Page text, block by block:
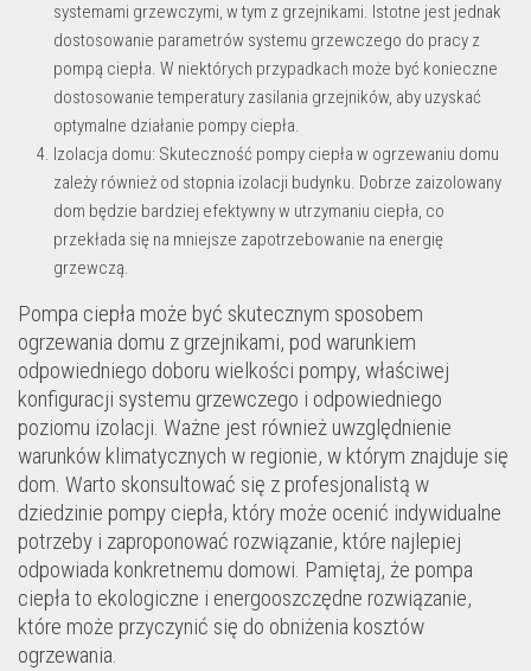
systemami grzewczymi, w tym z grzejnikami. Istotne jest jednak
dostosowanie parametrów systemu grzewczego do pracy z
pompą ciepła. W niektórych przypadkach może być konieczne
dostosowanie temperatury zasilania grzejników, aby uzyskać
optymalne działanie pompy ciepła.
Izolacja domu: Skuteczność pompy ciepła w ogrzewaniu domu
zależy również od stopnia izolacji budynku. Dobrze zaizolowany
dom będzie bardziej efektywny w utrzymaniu ciepła, co
przekłada się na mniejsze zapotrzebowanie na energię
grzewczą.
Pompa ciepła może być skutecznym sposobem
ogrzewania domu z grzejnikami, pod warunkiem
odpowiedniego doboru wielkości pompy, właściwej
konfiguracji systemu grzewczego i odpowiedniego
poziomu izolacji. Ważne jest również uwzględnienie
warunków klimatycznych w regionie, w którym znajduje się
dom. Warto skonsultować się z profesjonalistą w
dziedzinie pompy ciepła, który może ocenić indywidualne
potrzeby i zaproponować rozwiązanie, które najlepiej
odpowiada konkretnemu domowi. Pamiętaj, że pompa
ciepła to ekologiczne i energooszczędne rozwiązanie,
które może przyczynić się do obniżenia kosztów
ogrzewania.